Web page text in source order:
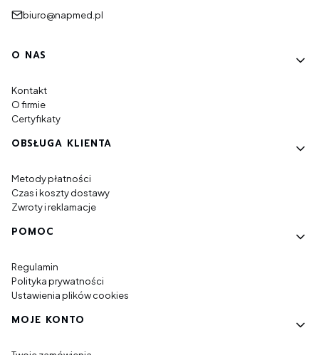
biuro@napmed.pl
Linki w stopce
O NAS
Kontakt
O firmie
Certyfikaty
OBSŁUGA KLIENTA
Metody płatności
Czas i koszty dostawy
Zwroty i reklamacje
POMOC
Regulamin
Polityka prywatności
Ustawienia plików cookies
MOJE KONTO